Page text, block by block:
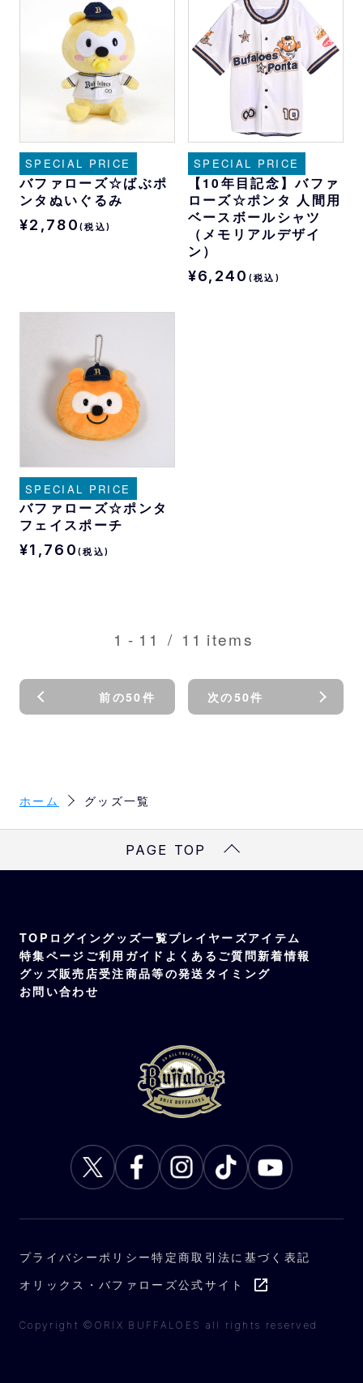
SPECIAL PRICE
バファローズ☆ばぶポ
ンタぬいぐるみ
¥2,780 (税込)
SPECIAL PRICE
【10年目記念】バファ
ローズ☆ポンタ 人間用
ベースボールシャツ
（メモリアルデザイ
ン）
¥6,240 (税込)
SPECIAL PRICE
バファローズ☆ポンタ
フェイスポーチ
¥1,760 (税込)
1 - 11 / 11 items
前の50件 次の50件
ホーム グッズ一覧
PAGE TOP
TOP ログイングッズ一覧プレイヤーズアイテム
特集ページ ご利用ガイド よくあるご質問新着情報
グッズ販売店受注商品等の発送タイミング
お問い合わせ
プライバシーポリシー特定商取引法に基づく表記
オリックス・バファローズ公式サイト
Copyright ©ORIX BUFFALOES all rights reserved